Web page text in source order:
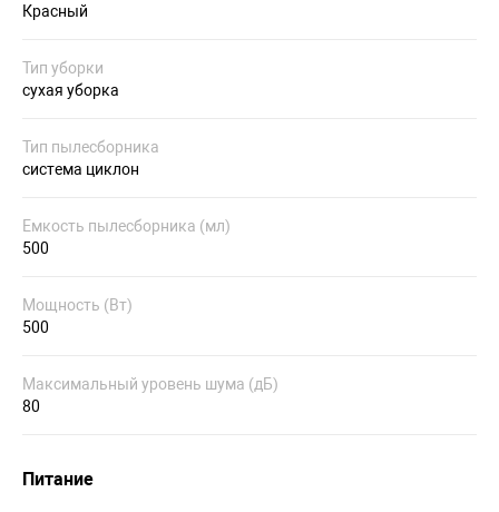
Красный
Тип уборки
сухая уборка
Тип пылесборника
система циклон
Емкость пылесборника (мл)
500
Мощность (Вт)
500
Максимальный уровень шума (дБ)
80
Питание